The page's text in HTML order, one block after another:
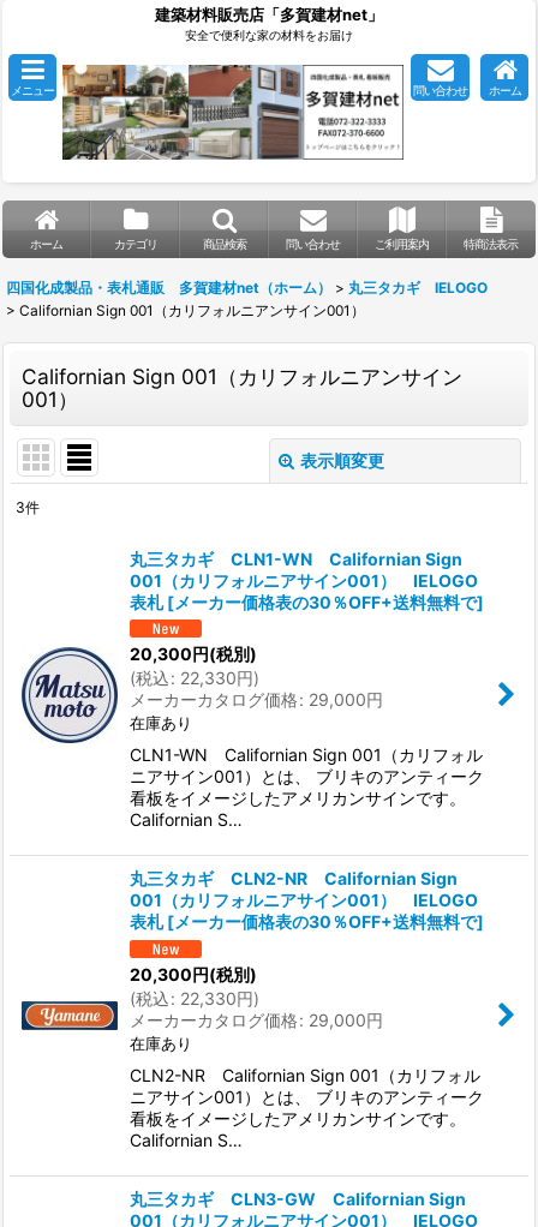
建築材料販売店「多賀建材net」
安全で便利な家の材料をお届け
メニュー 問い合わせ ホーム
ホーム カテゴリ 商品検索 問い合わせ ご利用案内 特商法表示
四国化成製品・表札通販 多賀建材net（ホーム） > 丸三タカギ IELOGO
> Californian Sign 001（カリフォルニアンサイン001）
Californian Sign 001（カリフォルニアンサイン
001）
表示順変更
絞り込む
3件
丸三タカギ CLN1-WN Californian Sign
001（カリフォルニアサイン001） IELOGO
表札 [メーカー価格表の30％OFF+送料無料で]
20,300円(税別)
(税込: 22,330円)
メーカーカタログ価格: 29,000円
在庫あり
CLN1-WN Californian Sign 001（カリフォル
ニアサイン001）とは、 ブリキのアンティーク
看板をイメージしたアメリカンサインです。
Californian S…
丸三タカギ CLN2-NR Californian Sign
001（カリフォルニアサイン001） IELOGO
表札 [メーカー価格表の30％OFF+送料無料で]
20,300円(税別)
(税込: 22,330円)
メーカーカタログ価格: 29,000円
在庫あり
CLN2-NR Californian Sign 001（カリフォル
ニアサイン001）とは、 ブリキのアンティーク
看板をイメージしたアメリカンサインです。
Californian S…
丸三タカギ CLN3-GW Californian Sign
001（カリフォルニアサイン001） IELOGO